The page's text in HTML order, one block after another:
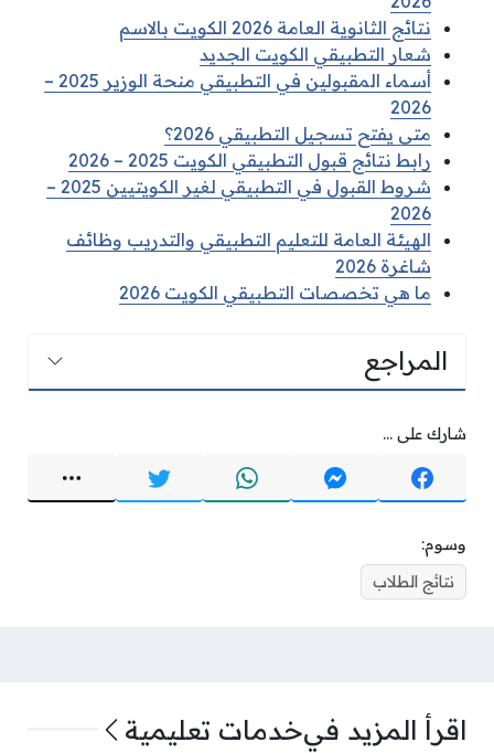
نتائج الثانوية العامة 2026 الكويت بالاسم
شعار التطبيقي الكويت الجديد
أسماء المقبولين في التطبيقي منحة الوزير 2025 –
2026
متى يفتح تسجيل التطبيقي 2026؟
رابط نتائج قبول التطبيقي الكويت 2025 – 2026
شروط القبول في التطبيقي لغير الكويتيين 2025 –
2026
الهيئة العامة للتعليم التطبيقي والتدريب وظائف
شاغرة 2026
ما هي تخصصات التطبيقي الكويت 2026
المراجع
شارك على ...
وسوم:
نتائج الطلاب
اقرأ المزيد فيخدمات تعليمية